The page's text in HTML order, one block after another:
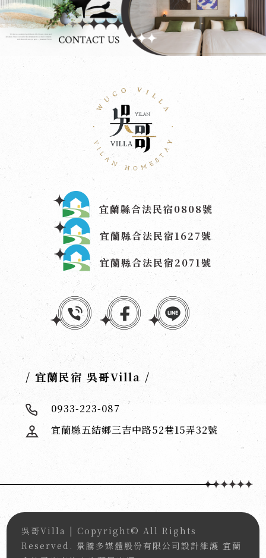
/ 宜蘭民宿 吳哥Villa /
0933-223-087
宜蘭縣五結鄉三吉中路52巷15弄32號
宜蘭縣合法民宿0808號
宜蘭縣合法民宿1627號
宜蘭縣合法民宿2071號
吳哥Villa | Copyright© All Rights
Reserved. 景騰多媒體股份有限公司設計維護宜蘭